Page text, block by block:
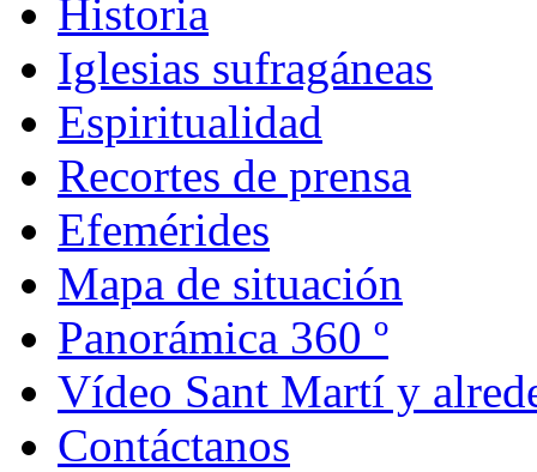
Historia
Iglesias sufragáneas
Espiritualidad
Recortes de prensa
Efemérides
Mapa de situación
Panorámica 360 º
Vídeo Sant Martí y
Contáctanos